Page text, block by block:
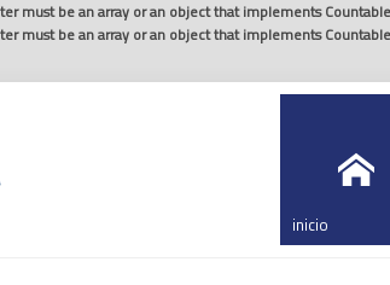
must be an array or an object that implements Countable
must be an array or an object that implements Countable
inicio